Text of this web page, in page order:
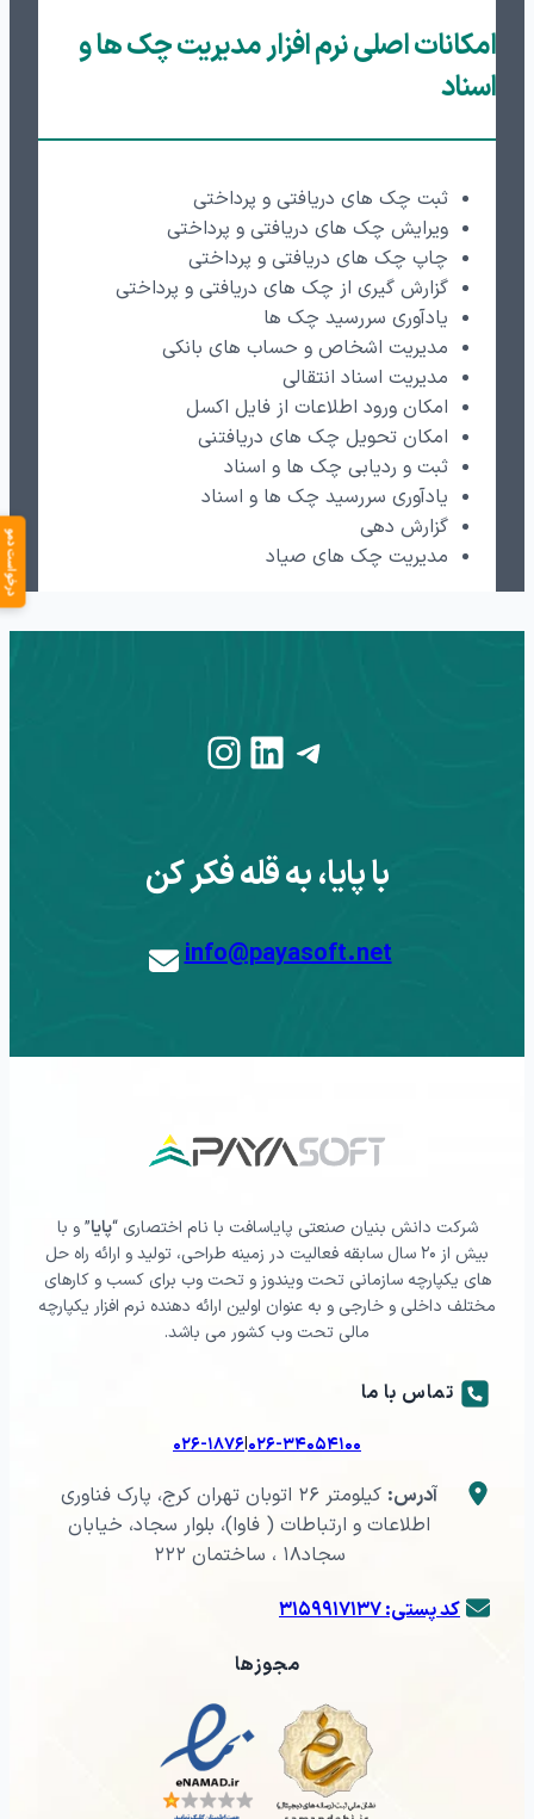
امکانات اصلی نرم افزار مدیریت چک ها و
اسناد
ثبت چک های دریافتی و پرداختی
ویرایش چک های دریافتی و پرداختی
چاپ چک های دریافتی و پرداختی
گزارش گیری از چک های دریافتی و پرداختی
یادآوری سررسید چک ها
مدیریت اشخاص و حساب های بانکی
مدیریت اسناد انتقالی
امکان ورود اطلاعات از فایل اکسل
امکان تحویل چک های دریافتنی
ثبت و ردیابی چک ها و اسناد
یادآوری سررسید چک ها و اسناد
گزارش دهی
مدیریت چک های صیاد
Telegram
LinkedIn
Instagram
با پایا، به قله فکر کن
info@payasoft.net
شرکت دانش بنیان صنعتی پایاسافت با نام اختصاری “پایا” و با
بیش از ۲۰ سال سابقه فعالیت در زمینه طراحی، تولید و ارائه راه حل
های یکپارچه سازمانی تحت ویندوز و تحت وب برای کسب و کارهای
مختلف داخلی و خارجی و به عنوان اولین ارائه دهنده نرم افزار یکپارچه
مالی تحت وب کشور می باشد.
تماس با ما
۰۲۶-۳۴۰۵۴۱۰۰|۰۲۶-۱۸۷۶
آدرس:
کیلومتر ۲۶ اتوبان تهران کرج، پارک فناوری
اطلاعات و ارتباطات ( فاوا)، بلوار سجاد، خیابان
سجاد۱۸ ، ساختمان ۲۲۲
کد پستی: ۳۱۵۹۹۱۷۱۳۷
مجوزها
درخواست دمو